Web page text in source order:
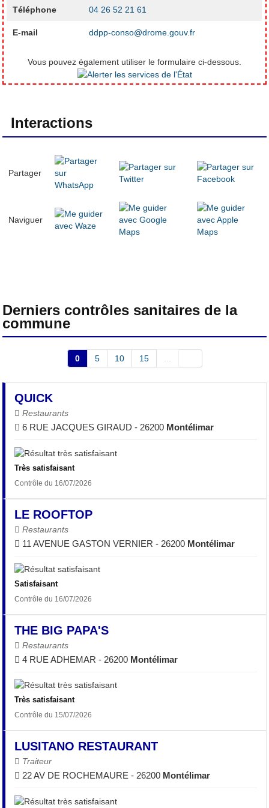
Téléphone 04 26 52 21 61
E-mail ddpp-conso@drome.gouv.fr
Vous pouvez également utiliser le formulaire ci-dessous.
Interactions
Partager
Naviguer
Derniers contrôles sanitaires de la
commune
0 5 10 15 ...
QUICK
Restaurants
6 RUE JACQUES GIRAUD - 26200 Montélimar
Très satisfaisant
Contrôle du 16/07/2026
LE ROOFTOP
Restaurants
11 AVENUE GASTON VERNIER - 26200 Montélimar
Satisfaisant
Contrôle du 16/07/2026
THE BIG PAPA'S
Restaurants
4 RUE ADHEMAR - 26200 Montélimar
Très satisfaisant
Contrôle du 15/07/2026
LUSITANO RESTAURANT
Traiteur
22 AV DE ROCHEMAURE - 26200 Montélimar